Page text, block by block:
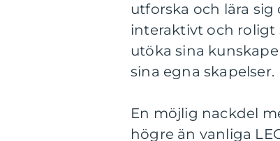
utforska och lära
interaktivt och roligt
utöka sina
sina egna skapelser.
En möjlig nackdel
högre än vanliga